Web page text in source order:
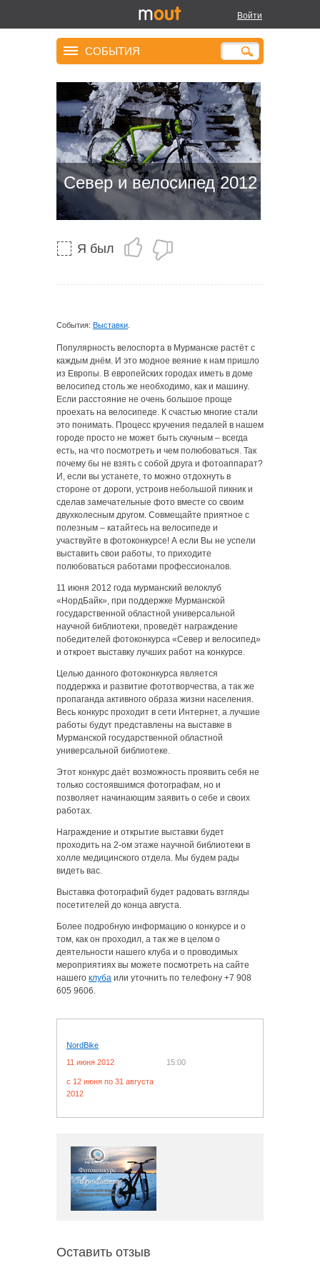
Войти
СОБЫТИЯ
Север и велосипед 2012
Я был
События: Выставки
Популярность велоспорта в Мурманске растёт с
каждым днём. И это модное веяние к нам пришло
из Европы. В европейских городах иметь в доме
велосипед столь же необходимо, как и машину.
Если расстояние не очень большое проще
проехать на велосипеде. К счастью многие стали
это понимать. Процесс кручения педалей в нашем
городе просто не может быть скучным – всегда
есть, на что посмотреть и чем полюбоваться. Так
почему бы не взять с собой друга и фотоаппарат?
И, если вы устанете, то можно отдохнуть в
стороне от дороги, устроив небольшой пикник и
сделав замечательные фото вместе со своим
двухколесным другом. Совмещайте приятное с
полезным – катайтесь на велосипеде и
участвуйте в фотоконкурсе! А если Вы не успели
выставить свои работы, то приходите
полюбоваться работами профессионалов.
11 июня 2012 года мурманский велоклуб
«НордБайк», при поддержке Мурманской
государственной областной универсальной
научной библиотеки, проведёт награждение
победителей фотоконкурса «Север и велосипед»
и откроет выставку лучших работ на конкурсе.
Целью данного фотоконкурса является
поддержка и развитие фототворчества, а так же
пропаганда активного образа жизни населения.
Весь конкурс проходит в сети Интернет, а лучшие
работы будут представлены на выставке в
Мурманской государственной областной
универсальной библиотеке.
Этот конкурс даёт возможность проявить себя не
только состоявшимся фотографам, но и
позволяет начинающим заявить о себе и своих
работах.
Награждение и открытие выставки будет
проходить на 2-ом этаже научной библиотеки в
холле медицинского отдела. Мы будем рады
видеть вас.
Выставка фотографий будет радовать взгляды
посетителей до конца августа.
Более подробную информацию о конкурсе и о
том, как он проходил, а так же в целом о
деятельности нашего клуба и о проводимых
мероприятиях вы можете посмотреть на сайте
нашего клуба или уточнить по телефону +7 908
605 9606.
NordBike
11 июня 2012
15:00
c 12 июня по 31 августа
2012
Оставить отзыв